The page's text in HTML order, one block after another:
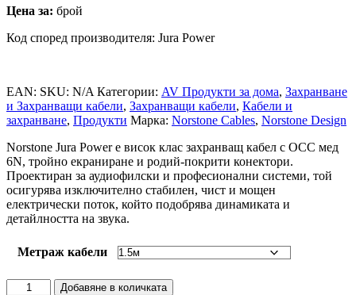
Цена за: брой
Код според производителя: Jura Power
EAN: SKU: N/A Категории: AV Продукти за дома, Захранване
и Захранващи кабели, Захранващи кабели, Кабели и
захранване, Продукти Марка: Norstone Cables, Norstone Design
Norstone Jura Power е висок клас захранващ кабел с OCC мед
6N, тройно екраниране и родий‑покрити конектори.
Проектиран за аудиофилски и професионални системи, той
осигурява изключително стабилен, чист и мощен
електрически поток, който подобрява динамиката и
детайлността на звука.
Метраж кабели
Добавяне в количката